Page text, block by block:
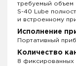
требуемый объем
S-40 Lube
и встроенному
Исполнение
Портативный
Количество
8 фиксированных